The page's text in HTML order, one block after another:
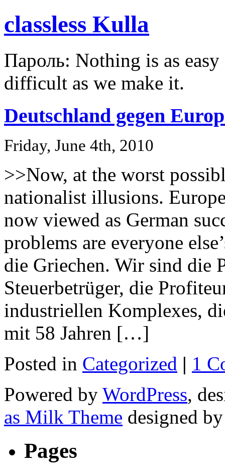
classless Kulla
Пароль: Nothing is as
difficult as we make it.
Deutschland gegen
Friday, June 4th, 2010
>>Now, at the worst
nationalist illusions.
now viewed as German
problems are everyone
die Griechen. Wir sind die
Steuerbetrüger, die
industriellen Komplexes,
mit 58 Jahren […]
Posted in Categorized | 1
Powered by WordPress,
as Milk Theme designed
Pages